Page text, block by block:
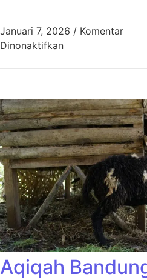
Januari 7, 2026 / Komentar
Dinonaktifkanpada Aqiqah
Aqiqah